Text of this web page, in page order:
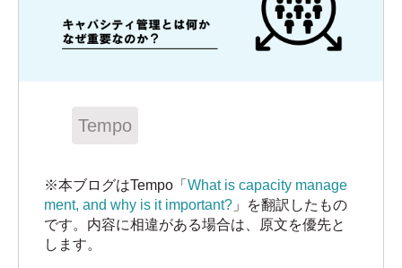
Tempo
※本ブログはTempo「 What is capacity manage
ment, and why is it important? 」を翻訳したもの
です。内容に相違がある場合は、原文を優先と
します。